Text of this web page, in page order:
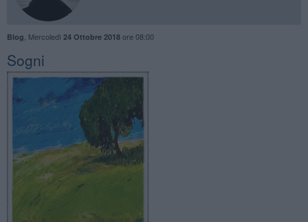
Blog Mercoledì 24 Ottobre 2018ore 08:00
Sogni